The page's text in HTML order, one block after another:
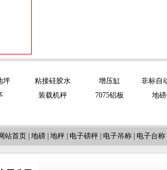
坪 粘接硅胶水 增压缸
非标自
装载机秤 7075铝板 地
站首页 地磅 地秤 电子磅秤 电子吊称 电子台称